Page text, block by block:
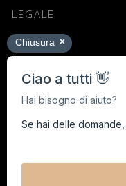
LEGALE
Impronta
Termini e Condizioni
Privacy
Black Week Concorso a